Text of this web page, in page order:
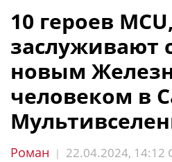
10 героев
заслуживают
новым
человеком в
Роман | 22.04.2024, 14:12